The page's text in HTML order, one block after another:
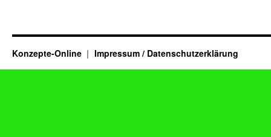
Konzepte-Online Impressum / Datenschutzerklärung